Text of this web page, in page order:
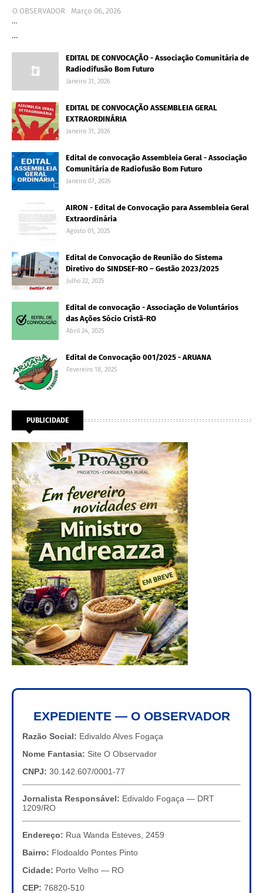
O OBSERVADOR
Março 06, 2026
…
…
EDITAL DE CONVOCAÇÃO - Associação Comunitária de
Radiodifusão Bom Futuro
Janeiro 31, 2026
EDITAL DE CONVOCAÇÃO ASSEMBLEIA GERAL
EXTRAORDINÁRIA
Janeiro 31, 2026
Edital de convocação Assembleia Geral - Associação
Comunitária de Radiofusão Bom Futuro
Janeiro 07, 2026
AIRON - Edital de Convocação para Assembleia Geral
Extraordinária
Agosto 01, 2025
Edital de Convocação de Reunião do Sistema
Diretivo do SINDSEF-RO – Gestão 2023/2025
Julho 22, 2025
Edital de convocação - Associação de Voluntários
das Ações Sócio Cristã-RO
Abril 24, 2025
Edital de Convocação 001/2025 - ARUANA
Fevereiro 18, 2025
PUBLICIDADE
EXPEDIENTE — O OBSERVADOR
Razão Social: Edivaldo Alves Fogaça
Nome Fantasia: Site O Observador
CNPJ: 30.142.607/0001-77
Jornalista Responsável: Edivaldo Fogaça — DRT
1209/RO
Endereço: Rua Wanda Esteves, 2459
Bairro: Flodoaldo Pontes Pinto
Cidade: Porto Velho — RO
CEP: 76820-510